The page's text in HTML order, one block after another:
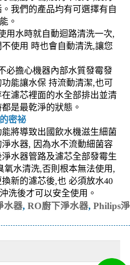
我們的產品均有可選擇有自
。
用水時就自動迴路清洗一次,
使用 時也會自動清洗,讓您
必擔心機器內部水質發霉發
能讓水保 持流動清潔,也可
濾芯裡面的水全部排出並清
是最乾淨的狀態。
密祕
將導致出國飲水機滋生細菌
水器, 因為水不流動細菌容
水器管路及濾芯全部發霉生
氧水清洗,否則根本無法使用,
新的濾芯後,也 必須放水40
洗後才可以安全使用。
水器, RO廚下淨水器, Philips淨